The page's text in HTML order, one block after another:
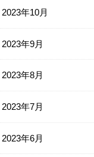
2023年10月
2023年9月
2023年8月
2023年7月
2023年6月